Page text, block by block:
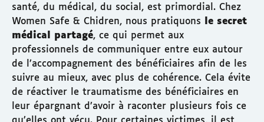
santé, du médical, du social, est primordial. Chez
Women Safe & Chidren, nous pratiquons le secret
médical partagé, ce qui permet aux
professionnels de communiquer entre eux autour
de l’accompagnement des bénéficiaires afin de les
suivre au mieux, avec plus de cohérence. Cela évite
de réactiver le traumatisme des bénéficiaires en
leur épargnant d’avoir à raconter plusieurs fois ce